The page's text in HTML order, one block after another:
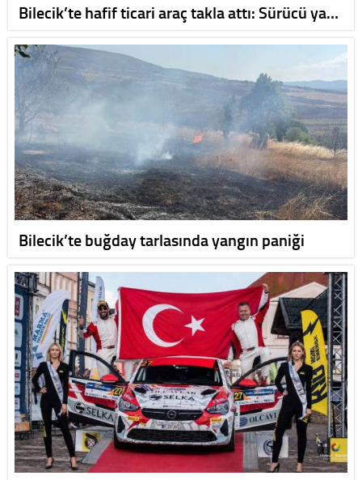
Bilecik’te hafif ticari araç takla attı: Sürücü ya…
Bilecik’te buğday tarlasında yangın paniği